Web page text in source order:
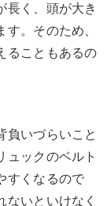
長く、頭が大き
。そのため、
ることもあるの
負いづらいこと
ュックのベルト
すくなるので
いといけなく